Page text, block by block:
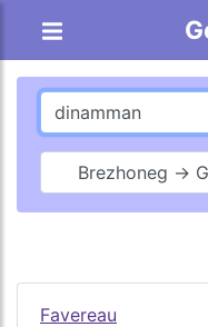
Brezhoneg →
Favereau